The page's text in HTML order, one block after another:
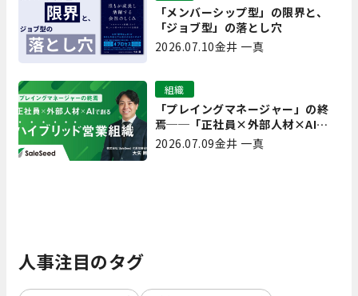
「メンバーシップ型」の限界と、
「ジョブ型」の落とし穴
2026.07.10金井 一真
「プレイングマネージャー」の終
焉──「正社員×外部人材×AI」
で創るハイブリッド営業組織
組織
2026.07.09金井 一真
人事注目のタグ